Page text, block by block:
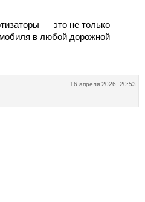
— это не только
в любой дорожной
16 апреля 2026, 20:53